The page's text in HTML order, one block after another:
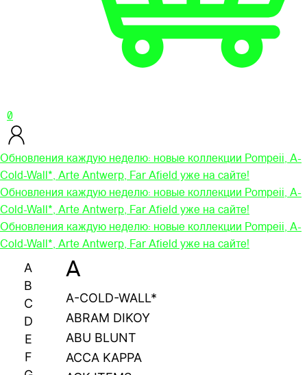
0
Обновления каждую неделю: новые коллекции Pompeii, A-
Cold-Wall*, Arte Antwerp, Far Afield уже на сайте!
Обновления каждую неделю: новые коллекции Pompeii, A-
Cold-Wall*, Arte Antwerp, Far Afield уже на сайте!
Обновления каждую неделю: новые коллекции Pompeii, A-
Cold-Wall*, Arte Antwerp, Far Afield уже на сайте!
A
B
C
D
E
F
A
A-COLD-WALL*
ABRAM DIKOY
ABU BLUNT
ACCA KAPPA